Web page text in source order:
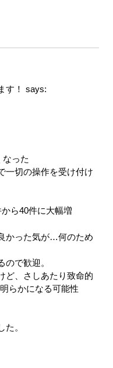
す！
says:
なった
切の操作を受け付け
ら40件に大幅増
かった気が…何のため
で歓迎。
ど、さしあたり致命的
らかになる可能性
。